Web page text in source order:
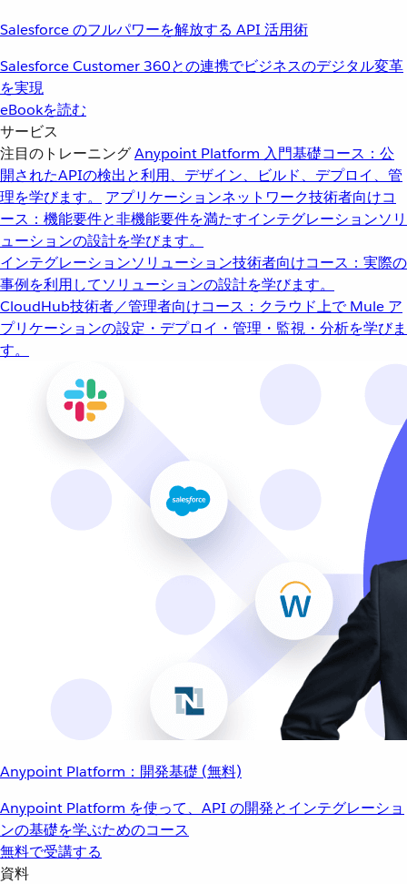
Salesforce のフルパワーを解放する API 活用術
Salesforce Customer 360との連携でビジネスのデジタル変革
を実現
eBookを読む
サービス
注目のトレーニングAnypoint Platform 入門基礎コース：公
開されたAPIの検出と利用、デザイン、ビルド、デプロイ、管
理を学びます。
アプリケーションネットワーク技術者向けコ
ース：機能要件と非機能要件を満たすインテグレーションソリ
ューションの設計を学びます。
インテグレーションソリューション技術者向けコース：実際の
事例を利用してソリューションの設計を学びます。
CloudHub技術者／管理者向けコース：クラウド上で Mule ア
プリケーションの設定・デプロイ・管理・監視・分析を学びま
す。
Anypoint Platform：開発基礎 (無料)
Anypoint Platform を使って、API の開発とインテグレーショ
ンの基礎を学ぶためのコース
無料で受講する
資料